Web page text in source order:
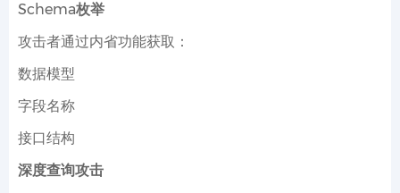
Schema枚举
攻击者通过内省功能获取：
数据模型
字段名称
接口结构
深度查询攻击